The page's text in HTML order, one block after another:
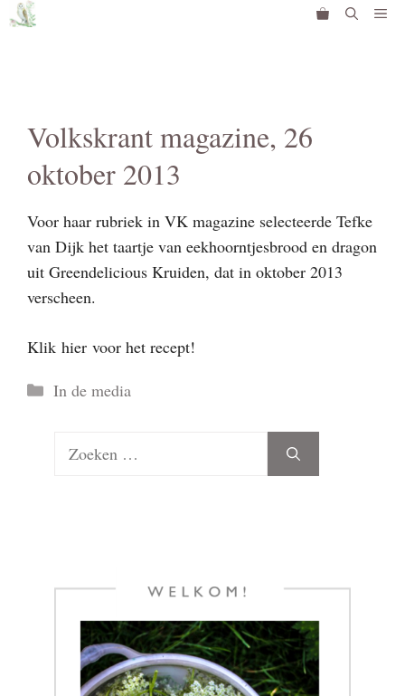
Ga
Volkskrant magazine, 26
oktober 2013
Voor haar rubriek in VK magazine selecteerde Tefke
van Dijk het taartje van eekhoorntjesbrood en dragon
uit Greendelicious Kruiden, dat in oktober 2013
verscheen.
Klik hier voor het recept!
Categorieën
In de media
Zoek